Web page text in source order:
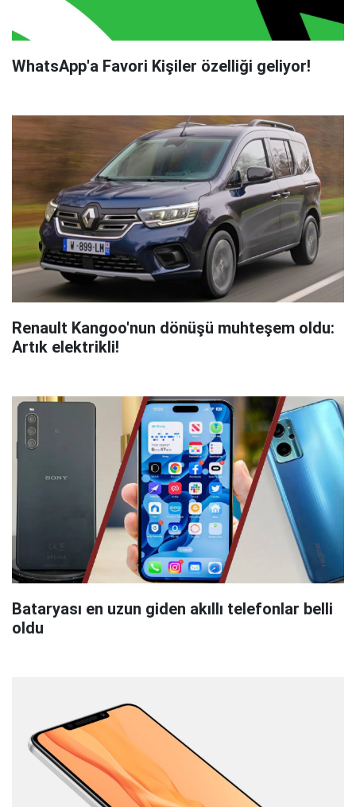
WhatsApp'a Favori Kişiler özelliği geliyor!
Renault Kangoo'nun dönüşü muhteşem oldu:
Artık elektrikli!
Bataryası en uzun giden akıllı telefonlar belli
oldu